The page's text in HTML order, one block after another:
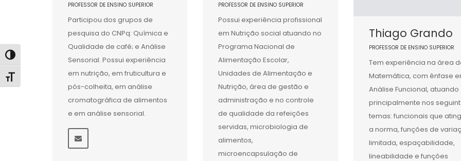
Alternar alto contraste
Alternar tamanho da fonte
PROFESSOR DE ENSINO SUPERIOR
Participou dos grupos de
pesquisa do CNPq: Química e
Qualidade de café; e Análise
Sensorial. Possui experiência
em nutrição, em fruticultura e
pós-colheita, em análise
cromatográfica de alimentos
e em análise sensorial.
PROFESSOR DE ENSINO SUPERIOR
Possui experiência profissional
em Nutrição social atuando no
Programa Nacional de
Alimentação Escolar,
Unidades de Alimentação e
Nutrição, área de gestão e
administração e no controle
de qualidade da refeições
servidas, microbiologia de
alimentos,
microencapsulação de
Thiago Grando
PROFESSOR DE ENSINO SUPERIOR
Tem experiência na área
Matemática, com ênfase
Análise Funcional, atuando
principalmente nos
temas: funcionais que
a norma, funções de
limitada, espaçabilidade,
lineabilidade e funções